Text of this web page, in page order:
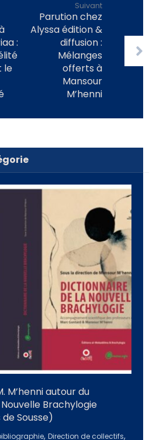
:
le
Suivant
Parution chez
Alyssa édition &
diffusion :
Mélanges
offerts à
Mansour
M’henni
M’henni autour du
Brachylogie
Sousse)
,Direction de collectifs,